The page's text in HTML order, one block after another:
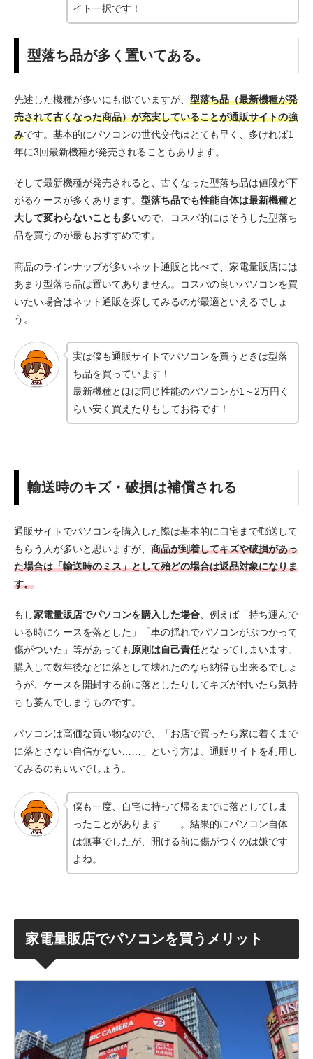
イト一択です！
型落ち品が多く置いてある。
先述した機種が多いにも似ていますが、 型落ち品（最新機種が発
売されて古くなった商品）が充実していることが通販サイトの強
みです。基本的にパソコンの世代交代はとても早く、多ければ1
年に3回最新機種が発売されることもあります。
そして最新機種が発売されると、古くなった型落ち品は値段が下
がるケースが多くあります。 型落ち品でも性能自体は最新機種と
大して変わらないことも多いので、コスパ的にはそうした型落ち
品を買うのが最もおすすめです。
商品のラインナップが多いネット通販と比べて、家電量販店には
あまり型落ち品は置いてありません。コスパの良いパソコンを買
いたい場合はネット通販を探してみるのが最適といえるでしょ
う。
実は僕も通販サイトでパソコンを買うときは型落
ち品を買っています！
最新機種とほぼ同じ性能のパソコンが1～2万円く
らい安く買えたりもしてお得です！
輸送時のキズ・破損は補償される
通販サイトでパソコンを購入した際は基本的に自宅まで郵送して
もらう人が多いと思いますが、 商品が到着してキズや破損があっ
た場合は「輸送時のミス」として殆どの場合は返品対象になりま
す。
もし家電量販店でパソコンを購入した場合、例えば「持ち運んで
いる時にケースを落とした」「車の揺れでパソコンがぶつかって
傷がついた」等があっても原則は自己責任となってしまいます。
購入して数年後などに落として壊れたのなら納得も出来るでしょ
うが、ケースを開封する前に落としたりしてキズが付いたら気持
ちも萎んでしまうものです。
パソコンは高価な買い物なので、「お店で買ったら家に着くまで
に落とさない自信がない……」という方は、通販サイトを利用し
てみるのもいいでしょう。
僕も一度、自宅に持って帰るまでに落としてしま
ったことがあります……。結果的にパソコン自体
は無事でしたが、開ける前に傷がつくのは嫌です
よね。
家電量販店でパソコンを買うメリット